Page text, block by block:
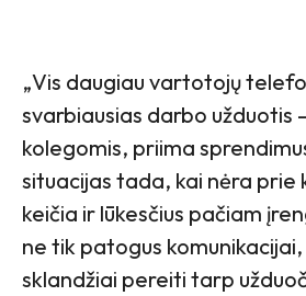
„Vis daugiau vartotojų
svarbiausias darbo užduotis
kolegomis, priima
situacijas tada, kai nėra prie
keičia ir lūkesčius pačiam
ne tik patogus
sklandžiai pereiti tarp